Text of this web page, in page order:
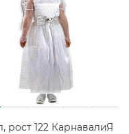
рост 122 КарнавалиЯ